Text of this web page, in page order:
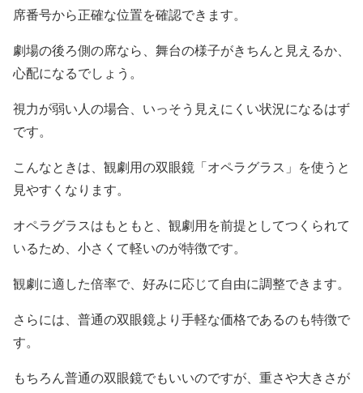
席番号から正確な位置を確認できます。
劇場の後ろ側の席なら、舞台の様子がきちんと見えるか、
心配になるでしょう。
視力が弱い人の場合、いっそう見えにくい状況になるはず
です。
こんなときは、観劇用の双眼鏡「オペラグラス」を使うと
見やすくなります。
オペラグラスはもともと、観劇用を前提としてつくられて
いるため、小さくて軽いのが特徴です。
観劇に適した倍率で、好みに応じて自由に調整できます。
さらには、普通の双眼鏡より手軽な価格であるのも特徴で
す。
もちろん普通の双眼鏡でもいいのですが、重さや大きさが